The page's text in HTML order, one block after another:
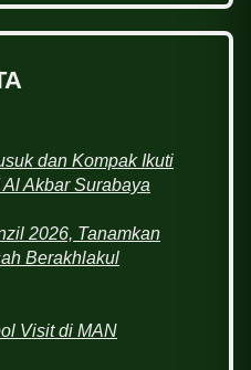
dan Kompak Ikuti
Akbar Surabaya
2026, Tanamkan
Berakhlakul
Visit di MAN